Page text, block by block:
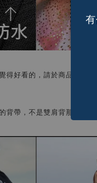
得好看的，請於商品選項
背帶，不是雙肩背那兩條喔